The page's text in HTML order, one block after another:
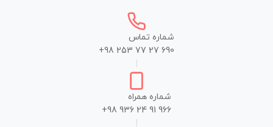
شماره تماس
+98 253 77 27 690
شماره همراه
+98 936 24 91 966